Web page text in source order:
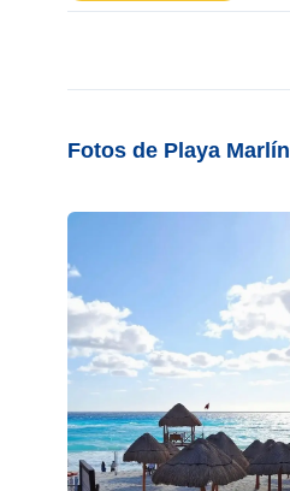
Fotos de Playa Marlín